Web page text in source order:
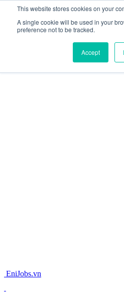
This website stores cookies on your
A single cookie will be used in your
preference not to be tracked.
Accept
EniJobs.vn